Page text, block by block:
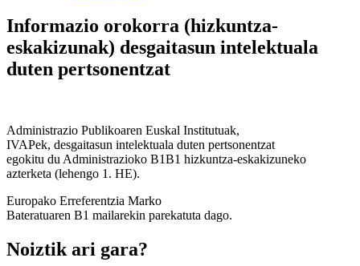
Informazio orokorra (hizkuntza-
eskakizunak) desgaitasun intelektuala
duten pertsonentzat
Administrazio Publikoaren Euskal Institutuak,
IVAPek, desgaitasun intelektuala duten pertsonentzat
egokitu du Administrazioko B1B1 hizkuntza-eskakizuneko
azterketa (lehengo 1. HE).
Europako Erreferentzia Marko
Bateratuaren B1 mailarekin parekatuta dago.
Noiztik ari gara?